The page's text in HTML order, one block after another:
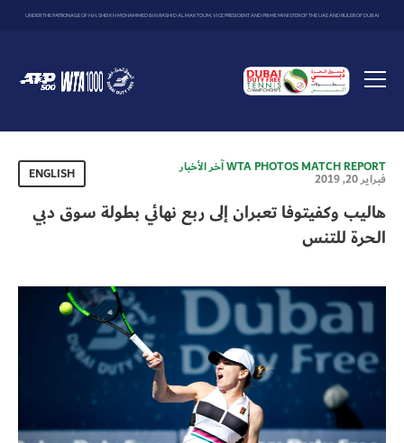
UNDER THE PATRONAGE OF H.H. SHEIKH MOHAMMED BIN RASHID AL MAKTOUM, VICE PRESIDENT AND PRIME MINISTER OF THE UAE AND RULER OF DUBAI
Toggle
Dubai
Duty
Championship
ENGLISH MATCH REPORT
PHOTOS
WTAآخر الأخبار
فبراير 20, 2019
هاليب وكفيتوفا تعبران إلى ربع نهائي بطولة سوق دبي
الحرة للتنس